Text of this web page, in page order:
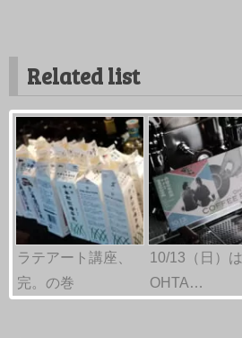
Related list
ラテアート講座、
完。の巻
10/13（日）は
OHTA…